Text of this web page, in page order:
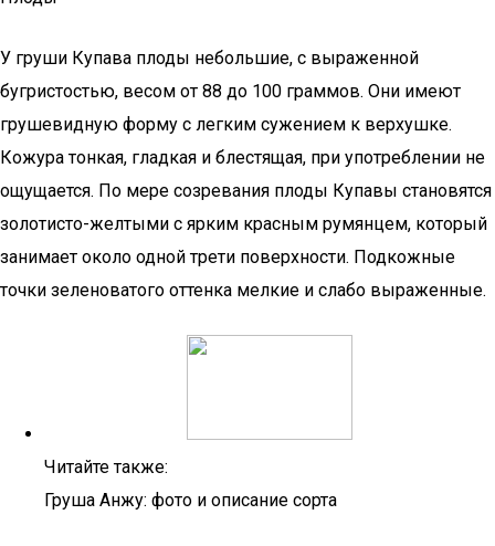
У груши Купава плоды небольшие, с выраженной
бугристостью, весом от 88 до 100 граммов. Они имеют
грушевидную форму с легким сужением к верхушке.
Кожура тонкая, гладкая и блестящая, при употреблении не
ощущается. По мере созревания плоды Купавы становятся
золотисто-желтыми с ярким красным румянцем, который
занимает около одной трети поверхности. Подкожные
точки зеленоватого оттенка мелкие и слабо выраженные.
Читайте также:
Груша Анжу: фото и описание сорта